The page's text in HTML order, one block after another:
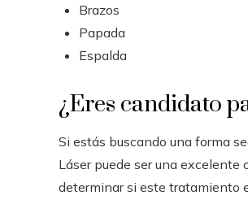
Brazos
Papada
Espalda
¿Eres candidato
Si estás buscando una forma
Láser puede ser una excelente
determinar si este tratamiento